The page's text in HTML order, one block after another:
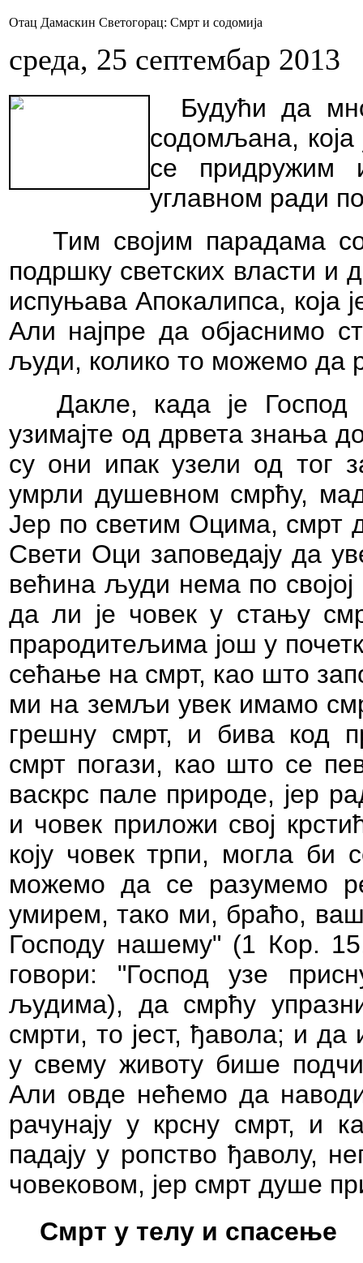
Отац Дамаскин Светогорац: Смрт и содомија
среда, 25 септембар 2013
Будући да
содомљана, која
се
углавном ради
Тим својим парадама
подршку светских власти и
испуњава Апокалипса, која
Али најпре да објаснимо
људи, колико то можемо да
Дакле, када је
узимајте од дрвета знања
су они ипак узели од тог
умрли душевном смрћу,
Јер по светим Оцима, смрт
Свети Оци заповедају да
већина људи нема по
да ли је човек у стању
прародитељима још у
сећање на смрт, као што
ми на земљи увек имамо
грешну смрт, и бива код
смрт погази, као што се
васкрс пале природе, јер
и човек приложи свој
коју човек трпи, могла би
можемо да се разумемо
умирем, тако ми, браћо,
Господу нашему" (1 Кор.
говори: "Господ узе
људима), да смрћу
смрти, то јест, ђавола; и
у свему животу бише
Али овде нећемо да
рачунају у крсну смрт, и
падају у ропство ђаволу,
човековом, јер смрт душе
Смрт у телу и спасење